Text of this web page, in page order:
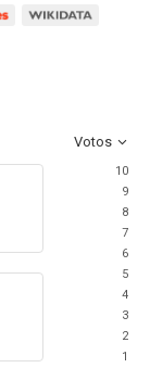
Votos
10
9
8
7
6
5
4
3
2
1